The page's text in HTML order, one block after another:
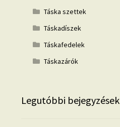
Táska szettek
Táskadíszek
Táskafedelek
Táskazárók
Legutóbbi bejegyzések